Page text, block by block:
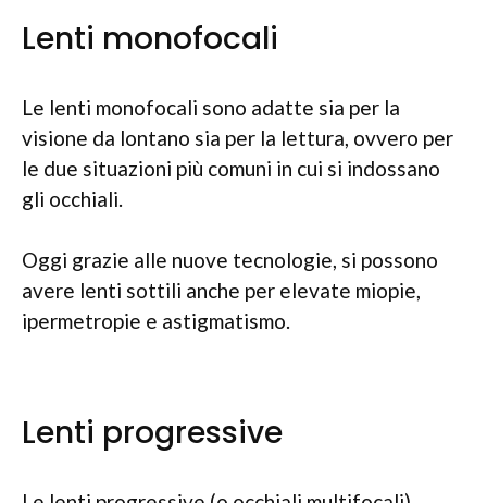
Lenti monofocali
Le lenti monofocali sono adatte sia per la
visione da lontano sia per la lettura, ovvero per
le due situazioni più comuni in cui si indossano
gli occhiali.
Oggi grazie alle nuove tecnologie, si possono
avere lenti sottili anche per elevate miopie,
ipermetropie e astigmatismo.
Lenti progressive